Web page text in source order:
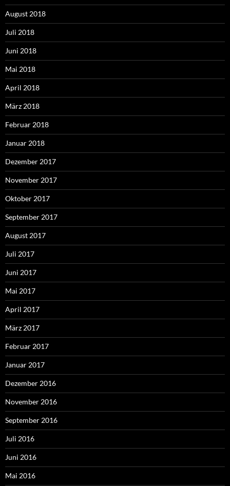
August 2018
Juli 2018
Juni 2018
Mai 2018
April 2018
März 2018
Februar 2018
Januar 2018
Dezember 2017
November 2017
Oktober 2017
September 2017
August 2017
Juli 2017
Juni 2017
Mai 2017
April 2017
März 2017
Februar 2017
Januar 2017
Dezember 2016
November 2016
September 2016
Juli 2016
Juni 2016
Mai 2016